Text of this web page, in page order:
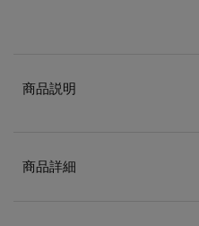
商品説明
商品詳細